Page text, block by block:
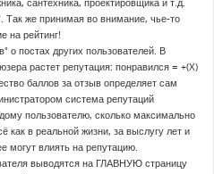
сантехника, проектировщика и т.д.
Так же принимая во внимание, чье-то
на рейтинг!
о постах других пользователей. В
растет репутация: понравился = +(X)
баллов за отзыв определяет сам
система репутаций
пользователю, сколько максимально
как в реальной жизни, за выслугу лет и
могут влиять на репутацию.
выводятся на ГЛАВНУЮ страницу